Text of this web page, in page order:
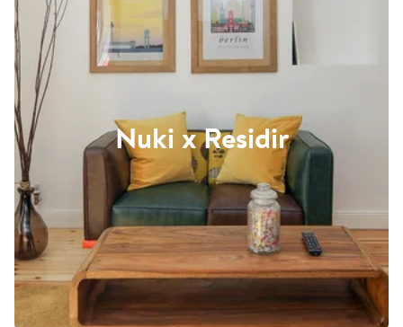
Nuki x Residir